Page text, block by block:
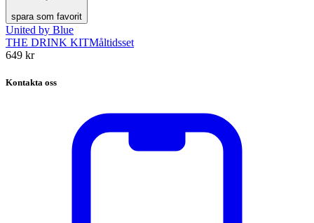
spara som favorit
United by Blue
THE DRINK KITMåltidsset
649 kr
Kontakta oss